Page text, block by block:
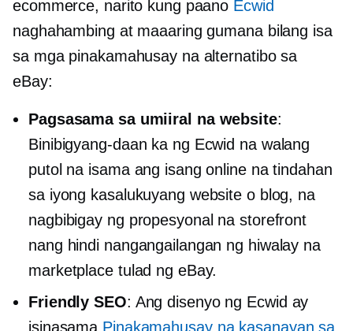
ecommerce, narito kung paano Ecwid
naghahambing at maaaring gumana bilang isa
sa mga pinakamahusay na alternatibo sa
eBay:
Pagsasama sa umiiral na website:
Binibigyang-daan ka ng Ecwid na walang
putol na isama ang isang online na tindahan
sa iyong kasalukuyang website o blog, na
nagbibigay ng propesyonal na storefront
nang hindi nangangailangan ng hiwalay na
marketplace tulad ng eBay.
Friendly SEO: Ang disenyo ng Ecwid ay
isinasama Pinakamahusay na kasanayan sa